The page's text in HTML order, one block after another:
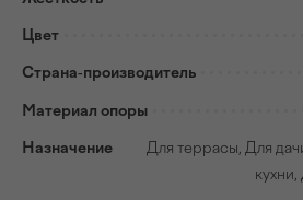
Цвет
Страна-производитель
Материал опоры
Назначение
Для террасы, Для